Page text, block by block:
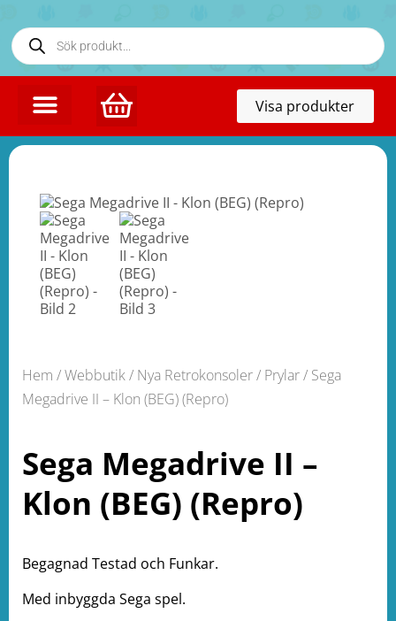
Visa produkter
Hem /Webbutik/ Nya Retrokonsoler / Prylar/ Sega
Megadrive II – Klon (BEG) (Repro)
Sega Megadrive II –
Klon (BEG) (Repro)
Begagnad Testad och Funkar.
Med inbyggda Sega spel.